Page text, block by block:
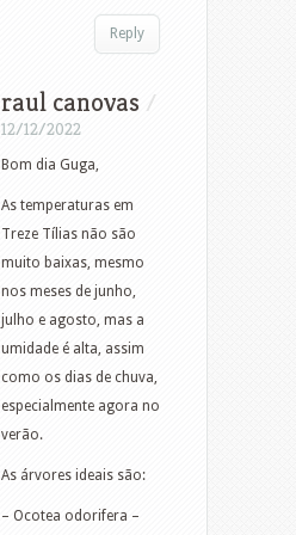
Reply
raul canovas /
12/12/2022
Bom dia Guga,
As temperaturas em
Treze Tílias não são
muito baixas, mesmo
nos meses de junho,
julho e agosto, mas a
umidade é alta, assim
como os dias de chuva,
especialmente agora no
verão.
As árvores ideais são:
– Ocotea odorifera –